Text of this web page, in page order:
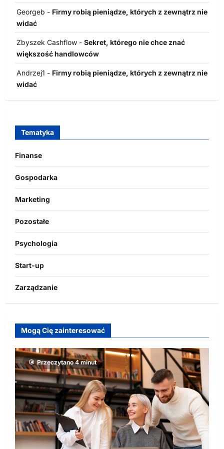
Georgeb - Firmy robią pieniądze, których z zewnątrz nie
widać
Zbyszek Cashflow - Sekret, którego nie chce znać
większość handlowców
Andrzej1 - Firmy robią pieniądze, których z zewnątrz nie
widać
Tematyka
Finanse
Gospodarka
Marketing
Pozostałe
Psychologia
Start-up
Zarządzanie
Mogą Cię zainteresować
Przeczytano 4 minut